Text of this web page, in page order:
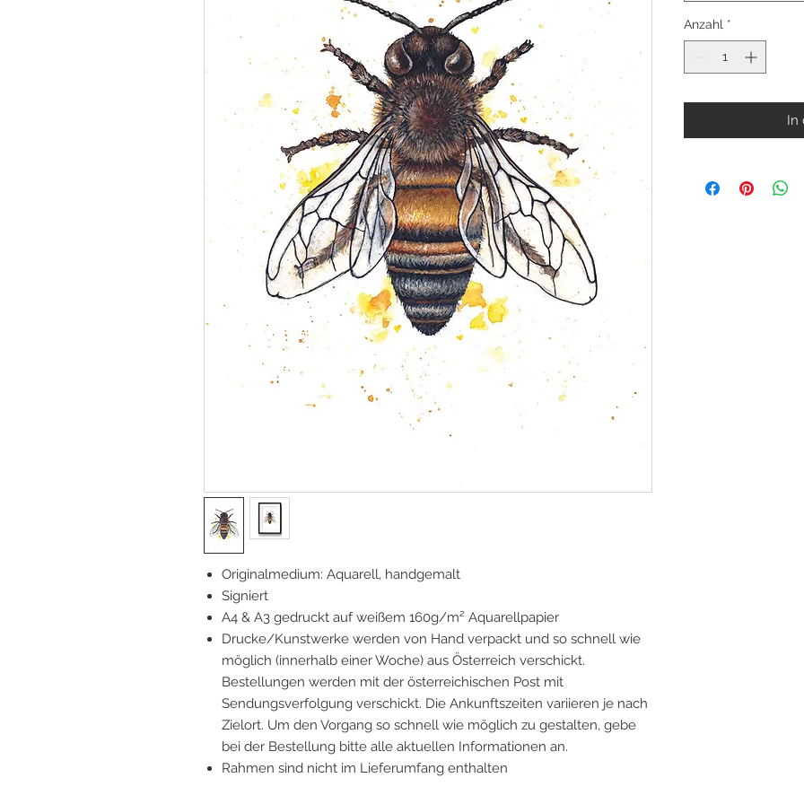
Originalmedium: Aquarell, handgemalt
Signiert
A4 & A3 gedruckt auf weißem 160g/m² Aquarellpapier
Drucke/Kunstwerke werden von Hand verpackt und so schnell wie
möglich (innerhalb einer Woche) aus Österreich verschickt.
Bestellungen werden mit der österreichischen Post mit
Sendungsverfolgung verschickt. Die Ankunftszeiten variieren je nach
Zielort. Um den Vorgang so schnell wie möglich zu gestalten, gebe
bei der Bestellung bitte alle aktuellen Informationen an.
Rahmen sind nicht im Lieferumfang enthalten
Anzahl *
In